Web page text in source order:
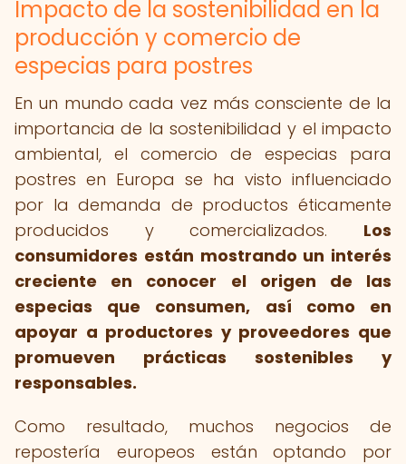
Impacto de la sostenibilidad en la
producción y comercio de
especias para postres
En un mundo cada vez más consciente de la
importancia de la sostenibilidad y el impacto
ambiental, el comercio de especias para
postres en Europa se ha visto influenciado
por la demanda de productos éticamente
producidos y comercializados. Los
consumidores están mostrando un interés
creciente en conocer el origen de las
especias que consumen, así como en
apoyar a productores y proveedores que
promueven prácticas sostenibles y
responsables.
Como resultado, muchos negocios de
repostería europeos están optando por